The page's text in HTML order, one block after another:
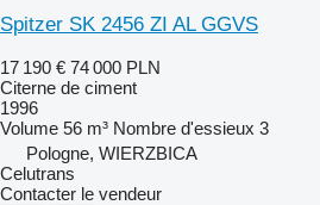
Spitzer SK 2456 ZI AL GGVS
17 190 € 74 000 PLN
Citerne de ciment
1996
Volume 56 m³ Nombre d'essieux 3
Pologne, WIERZBICA
Celutrans
Contacter le vendeur